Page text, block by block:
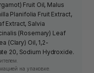
Fruit Oil, Malus
Planifolia Fruit Extract,
Extract, Salvia
(Rosemary) Leaf
(Clary) Oil, 1,2-
20, Sodium Hydroxide.
на упаковке.